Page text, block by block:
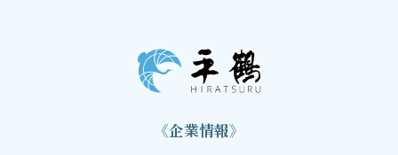
《企業情報》